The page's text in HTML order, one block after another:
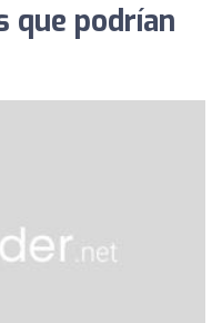
que podrían